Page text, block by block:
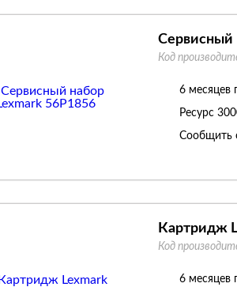
Сервисный
Код
6 месяцев
Ресурс
Сообщить
Картридж
Код
6 месяцев